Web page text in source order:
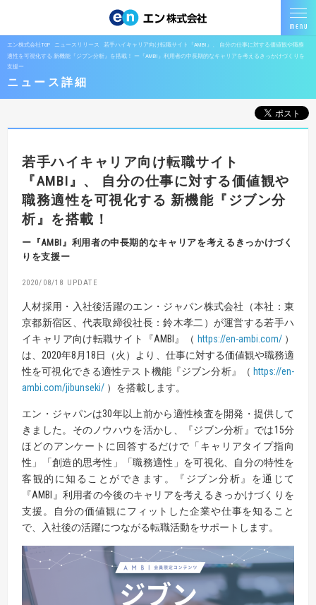
エン株式会社TOP ニュースリリース
若手ハイキャリア向け転職サイト『AMBI』、 自分の仕事に対する価値観や職務
適性を可視化する 新機能『ジブン分析』を搭載！ ー『AMBI』利用者の中長期的なキャリアを考えるきっかけづくりを
支援ー
ニュース詳細
若手ハイキャリア向け転職サイト
『AMBI』、 自分の仕事に対する価値観や
職務適性を可視化する 新機能『ジブン分
析』を搭載！
ー『AMBI』利用者の中長期的なキャリアを考えるきっかけづく
りを支援ー
2020/08/18
人材採用・入社後活躍のエン・ジャパン株式会社（本社：東
京都新宿区、代表取締役社長：鈴木孝二）が運営する若手ハ
イキャリア向け転職サイト『AMBI』（ https://en-ambi.com/）
は、2020年8月18日（火）より、仕事に対する価値観や職務適
性を可視化できる適性テスト機能『ジブン分析』（ https://en-
ambi.com/jibunseki/ ）を搭載します。
エン・ジャパンは30年以上前から適性検査を開発・提供して
きました。そのノウハウを活かし、『ジブン分析』では15分
ほどのアンケートに回答するだけで「キャリアタイプ指向
性」「創造的思考性」「職務適性」を可視化、自分の特性を
客観的に知ることができます。『ジブン分析』を通じて
『AMBI』利用者の今後のキャリアを考えるきっかけづくりを
支援。自分の価値観にフィットした企業や仕事を知ること
で、入社後の活躍につながる転職活動をサポートします。